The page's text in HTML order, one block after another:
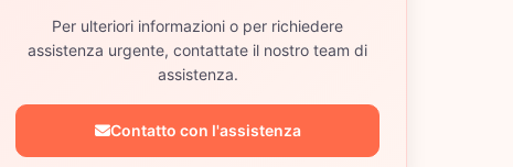
Per ulteriori informazioni o per richiedere
assistenza urgente, contattate il nostro team di
assistenza.
Contatto con l'assistenza